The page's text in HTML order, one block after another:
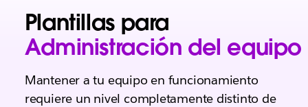
Plantillas para
Administración del equipo
Mantener a tu equipo en funcionamiento
requiere un nivel completamente distinto de